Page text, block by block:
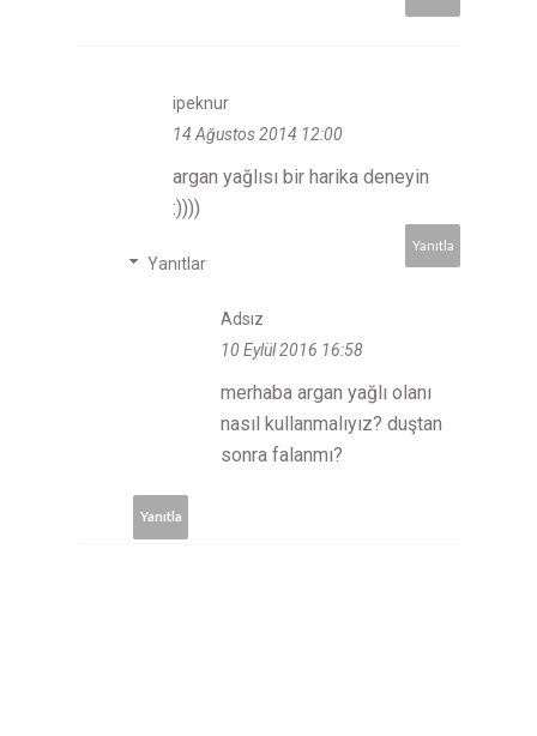
ipeknur
14 Ağustos 2014 12:00
argan yağlısı bir harika deneyin
:))))
Yanıtla
Yanıtlar
Adsız
10 Eylül 2016 16:58
merhaba argan yağlı olanı
nasıl kullanmalıyız? duştan
sonra falanmı?
Yanıtla